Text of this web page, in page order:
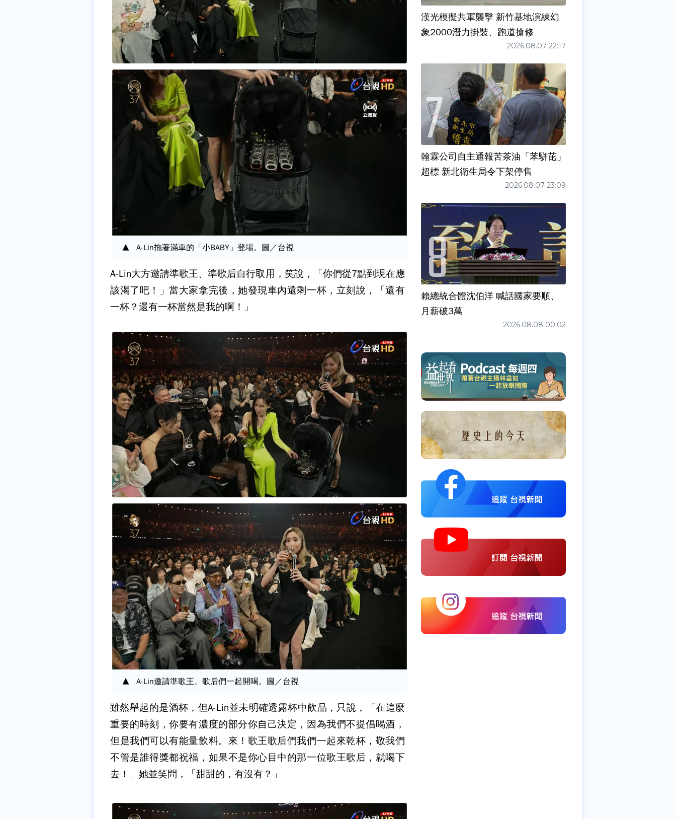
A-Lin拖著滿車的「小BABY」登場。圖／台視
A-Lin大方邀請準歌王、準歌后自行取用，笑說，「你們從7點到現在應
該渴了吧！」當大家拿完後，她發現車內還剩一杯，立刻說，「還有
一杯？還有一杯當然是我的啊！」
A-Lin邀請準歌王、歌后們一起開喝。圖／台視
雖然舉起的是酒杯，但A-Lin並未明確透露杯中飲品，只說，「在這麼
重要的時刻，你要有濃度的部分你自己決定，因為我們不提倡喝酒，
但是我們可以有能量飲料。來！歌王歌后們我們一起來乾杯，敬我們
不管是誰得獎都祝福，如果不是你心目中的那一位歌王歌后，就喝下
去！」她並笑問，「甜甜的，有沒有？」
漢光模擬共軍襲擊 新竹基地演練幻
象2000潛力掛裝、跑道搶修
2026.08.07 22:17
翰霖公司自主通報苦茶油「苯駢芘」
超標 新北衛生局令下架停售
2026.08.07 23:09
賴總統合體沈伯洋 喊話國家要順、
月薪破3萬
2026.08.08 00:02